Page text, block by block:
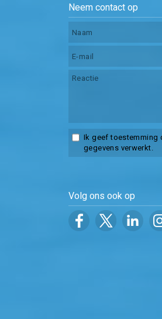
Neem contact op
Ik geef toestemming
gegevens verwerkt.
Volg ons ook op